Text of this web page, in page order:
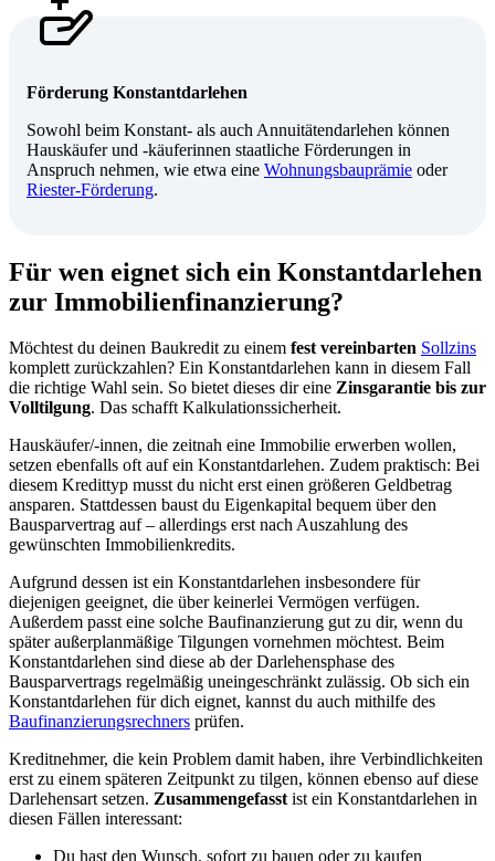
Förderung Konstantdarlehen
Sowohl beim Konstant- als auch Annuitätendarlehen können
Hauskäufer und -käuferinnen staatliche Förderungen in
Anspruch nehmen, wie etwa eine Wohnungsbauprämie oder
Riester-Förderung.
Für wen eignet sich ein Konstantdarlehen
zur Immobilienfinanzierung?
Möchtest du deinen Baukredit zu einem fest vereinbarten Sollzins
komplett zurückzahlen? Ein Konstantdarlehen kann in diesem Fall
die richtige Wahl sein. So bietet dieses dir eine Zinsgarantie bis zur
Volltilgung. Das schafft Kalkulationssicherheit.
Hauskäufer/-innen, die zeitnah eine Immobilie erwerben wollen,
setzen ebenfalls oft auf ein Konstantdarlehen. Zudem praktisch: Bei
diesem Kredittyp musst du nicht erst einen größeren Geldbetrag
ansparen. Stattdessen baust du Eigenkapital bequem über den
Bausparvertrag auf – allerdings erst nach Auszahlung des
gewünschten Immobilienkredits.
Aufgrund dessen ist ein Konstantdarlehen insbesondere für
diejenigen geeignet, die über keinerlei Vermögen verfügen.
Außerdem passt eine solche Baufinanzierung gut zu dir, wenn du
später außerplanmäßige Tilgungen vornehmen möchtest. Beim
Konstantdarlehen sind diese ab der Darlehensphase des
Bausparvertrags regelmäßig uneingeschränkt zulässig. Ob sich ein
Konstantdarlehen für dich eignet, kannst du auch mithilfe des
Baufinanzierungsrechners prüfen.
Kreditnehmer, die kein Problem damit haben, ihre Verbindlichkeiten
erst zu einem späteren Zeitpunkt zu tilgen, können ebenso auf diese
Darlehensart setzen. Zusammengefasstist ein Konstantdarlehen in
diesen Fällen interessant:
Du hast den Wunsch, sofort zu bauen oder zu kaufen